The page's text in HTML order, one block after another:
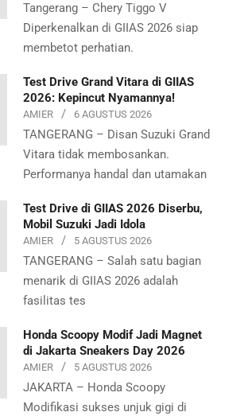
Tangerang – Chery Tiggo V
Diperkenalkan di GIIAS 2026 siap
membetot perhatian.
Test Drive Grand Vitara di GIIAS
2026: Kepincut Nyamannya!
AMIER 6 AGUSTUS 2026
TANGERANG – Disan Suzuki Grand
Vitara tidak membosankan.
Performanya handal dan utamakan
Test Drive di GIIAS 2026 Diserbu,
Mobil Suzuki Jadi Idola
AMIER 5 AGUSTUS 2026
TANGERANG – Salah satu bagian
menarik di GIIAS 2026 adalah
fasilitas tes
Honda Scoopy Modif Jadi Magnet
di Jakarta Sneakers Day 2026
AMIER 5 AGUSTUS 2026
JAKARTA – Honda Scoopy
Modifikasi sukses unjuk gigi di